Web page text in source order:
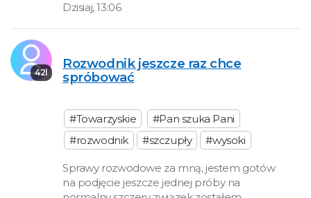
Dzisiaj, 13:06
42l
Rozwodnik jeszcze raz chce
spróbować
#Towarzyskie
#Pan szuka Pani
#rozwodnik
#szczupły #wysoki
Sprawy rozwodowe za mną, jestem gotów
na podjęcie jeszcze jednej próby na